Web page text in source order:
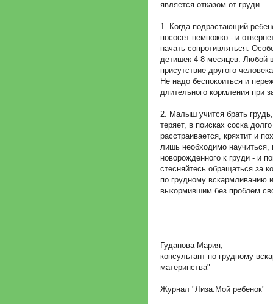
является отказом от груди.
1. Когда подрастающий
пососет немножко - и
начать сопротивляться.
детишек 4-8 месяцев. Любой
присутствие другого
Не надо беспокоиться и
длительного кормления при
2. Малыш учится брать
теряет, в поисках соска
расстраивается, кряхтит и
лишь необходимо научиться,
новорожденного к груди - и
стесняйтесь обращаться за
по грудному
выкормившим без проблем
Гуданова Мария,
консультант по грудному
материнства"
Журнал "Лиза.Мой ребенок"